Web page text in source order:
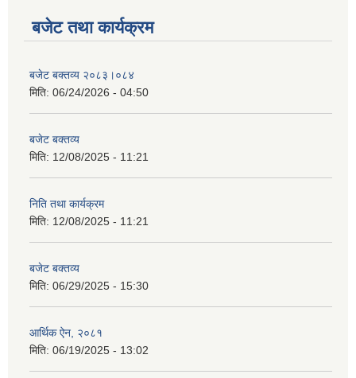
बजेट तथा कार्यक्रम
बजेट बक्तव्य २०८३।०८४
मिति: 06/24/2026 - 04:50
बजेट बक्तव्य
मिति: 12/08/2025 - 11:21
निति तथा कार्यक्रम
मिति: 12/08/2025 - 11:21
बजेट बक्तव्य
मिति: 06/29/2025 - 15:30
आर्थिक ऐन, २०८१
मिति: 06/19/2025 - 13:02